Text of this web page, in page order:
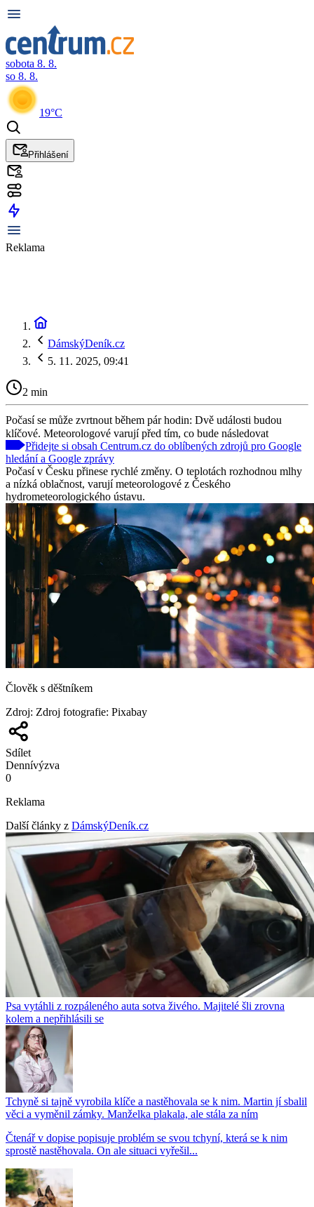
sobota 8. 8.
so 8. 8.
19°C
Přihlášení
Reklama
DámskýDeník.cz
5. 11. 2025, 09:41
2 min
Počasí se může zvrtnout během pár hodin: Dvě události budou
klíčové. Meteorologové varují před tím, co bude následovat
Přidejte si obsah Centrum.cz do oblíbených zdrojů pro Google
hledání a Google zprávy
Počasí v Česku přinese rychlé změny. O teplotách rozhodnou mlhy
a nízká oblačnost, varují meteorologové z Českého
hydrometeorologického ústavu.
Člověk s děštníkem
Zdroj: Zdroj fotografie: Pixabay
Sdílet
Dennívýzva
0
Reklama
Další články z DámskýDeník.cz
Psa vytáhli z rozpáleného auta sotva živého. Majitelé šli zrovna
kolem a nepřihlásili se
Tchyně si tajně vyrobila klíče a nastěhovala se k nim. Martin jí sbalil
věci a vyměnil zámky. Manželka plakala, ale stála za ním
Čtenář v dopise popisuje problém se svou tchyní, která se k nim
sprostě nastěhovala. On ale situaci vyřešil...